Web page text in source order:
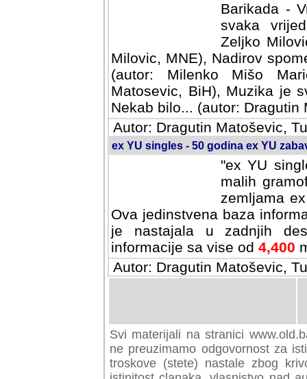
Barikada -
svaka
Zeljko
Milovic, MNE), Nadirov
(autor: Milenko Mišo
Matosevic, BiH), Muzika je
Nekab bilo... (autor: Dragutin
Autor: Dragutin Matoševic,
ex YU singles - 50 godina ex YU
"ex YU
malih
zemljama
Ova jedinstvena baza
je nastajala u zadnjih
informacije sa vise od 4,400
Autor: Dragutin Matoševic,
Svi materijali na stranici
ne preuzimamo odgovornost za
troskove (stete) nastale zbog